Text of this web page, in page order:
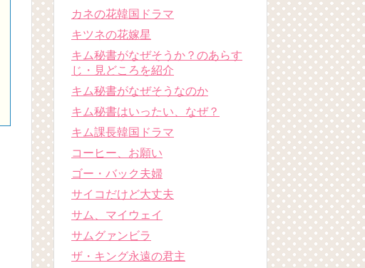
カネの花韓国ドラマ
キツネの花嫁星
キム秘書がなぜそうか？のあらす
じ・見どころを紹介
キム秘書がなぜそうなのか
キム秘書はいったい、なぜ？
キム課長韓国ドラマ
コーヒー、お願い
ゴー・バック夫婦
サイコだけど大丈夫
サム、マイウェイ
サムグァンビラ
ザ・キング永遠の君主